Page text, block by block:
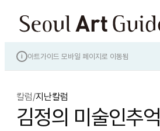
i 아트가이드 모바일 페이지로 이동됨
칼럼/지난칼럼
김정의 미술인추억